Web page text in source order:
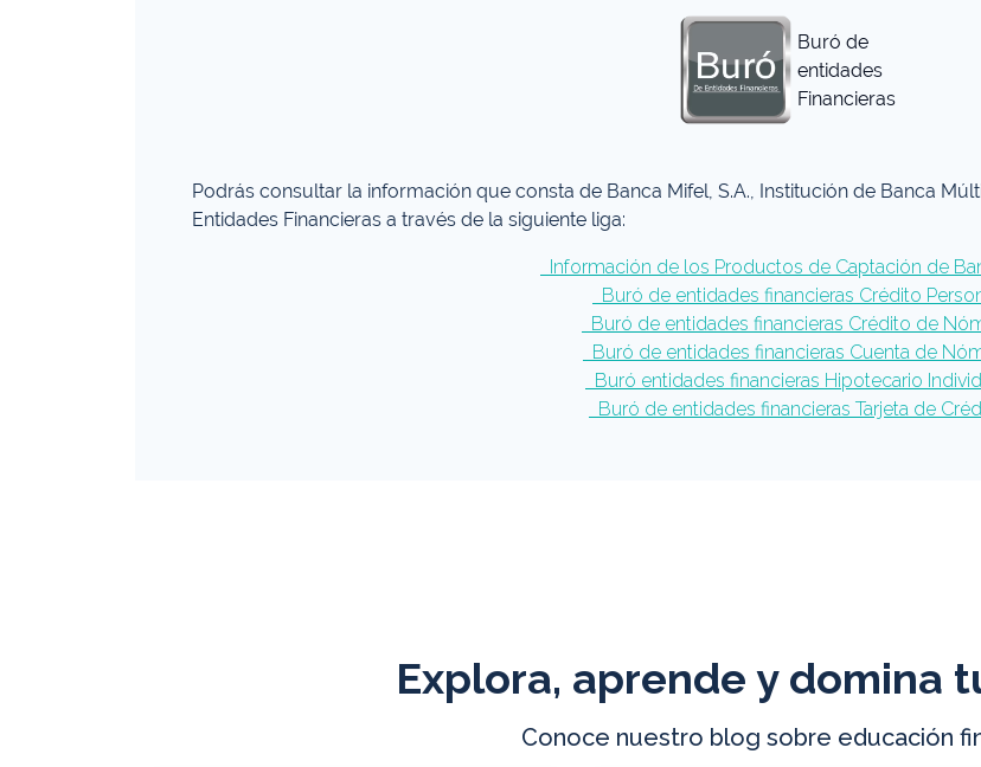
Buró de
entidades
Financieras
Podrás consultar la información que consta de Banca Mifel, S.A., Institución de Banca
Entidades Financieras a través de la siguiente liga:
Información de los Productos de Captación de
Buró de entidades financieras Crédito
Buró de entidades financieras Crédito de
Buró de entidades financieras Cuenta de
Buró entidades financieras Hipotecario
Buró de entidades financieras Tarjeta de
Explora, aprende y domina
Conoce nuestro blog sobre educación